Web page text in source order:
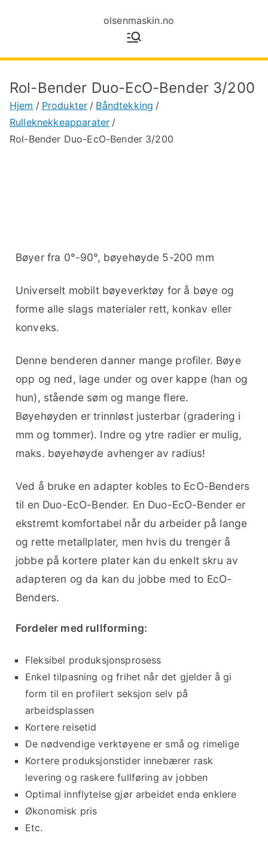
olsenmaski
n.no
Rol-Bender Duo-EcO-Bender 3/200
Hjem Produkter
Båndtekking
Rulleknekkeapparater
Rol-Bender Duo-EcO-Bender 3/200
Bøyer fra 0°-90°, bøyehøyde 5-200 mm
Universelt mobilt bøyeverktøy for å bøye og
forme alle slags materialer rett, konkav eller
konveks.
Denne benderen danner mange profiler. Bøye
opp og ned, lage under og over kappe (han og
hun), stående søm og mange flere.
Bøyehøyden er trinnløst justerbar (gradering i
mm og tommer). Indre og ytre radier er mulig,
maks. bøyehøyde avhenger av radius!
Ved å bruke en adapter kobles to EcO-Benders
til en Duo-EcO-Bender. En Duo-EcO-Bender er
ekstremt komfortabel når du arbeider på lange
og rette metallplater, men hvis du trenger å
jobbe på kortere plater kan du enkelt skru av
adapteren og da kan du jobbe med to EcO-
Benders.
Fordeler med rullforming:
Fleksibel produksjonsprosess
Enkel tilpasning og frihet når det gjelder å gi
form til en profilert seksjon selv på
arbeidsplassen
Kortere reisetid
De nødvendige verktøyene er små og rimelige
Kortere produksjonstider innebærer rask
levering og raskere fullføring av jobben
Optimal innflytelse gjør arbeidet enda enklere
Økonomisk pris
Etc.